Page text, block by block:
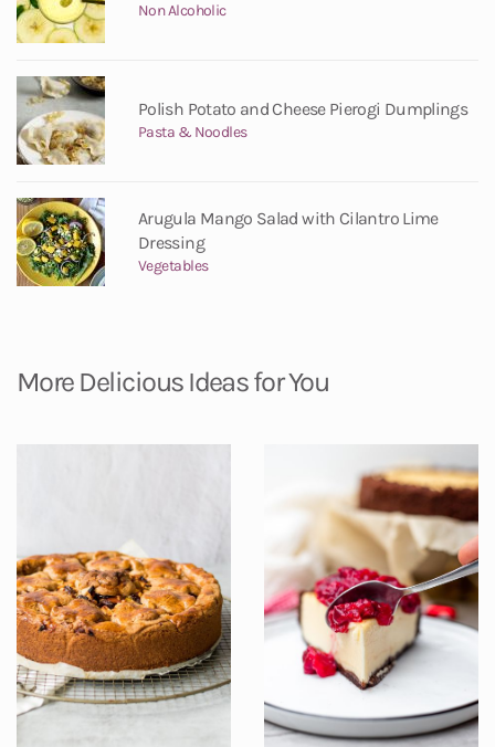
Non Alcoholic
Polish Potato and Cheese Pierogi Dumplings
Pasta & Noodles
Arugula Mango Salad with Cilantro Lime
Dressing
Vegetables
More Delicious Ideas for You